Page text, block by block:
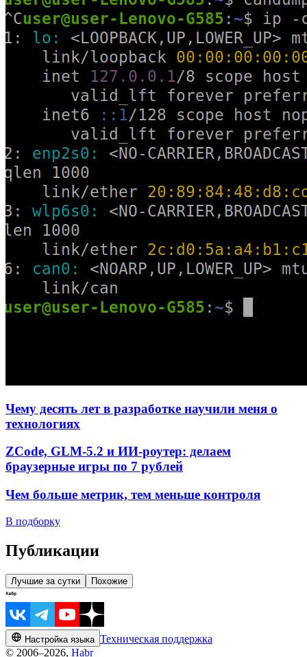
Чему десять лет в разработке научили меня о
технологиях
ZCode, GLM-5.2 и ИИ-роутер: делаем
браузерные игры по 7 рублей
Чем больше метрик, тем меньше контроля
В подборку
Публикации
Лучшие за сутки Похожие
Настройка языка Техническая поддержка
© 2006–2026, Habr